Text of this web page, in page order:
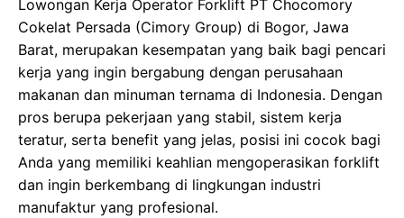
Lowongan Kerja Operator Forklift PT Chocomory
Cokelat Persada (Cimory Group) di Bogor, Jawa
Barat, merupakan kesempatan yang baik bagi pencari
kerja yang ingin bergabung dengan perusahaan
makanan dan minuman ternama di Indonesia. Dengan
pros berupa pekerjaan yang stabil, sistem kerja
teratur, serta benefit yang jelas, posisi ini cocok bagi
Anda yang memiliki keahlian mengoperasikan forklift
dan ingin berkembang di lingkungan industri
manufaktur yang profesional.